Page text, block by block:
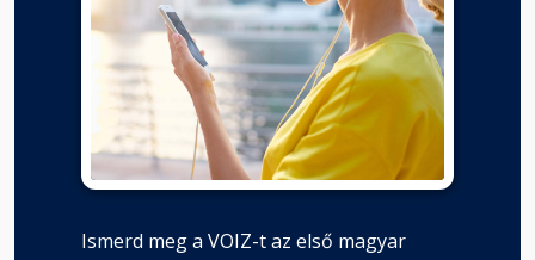
Ismerd meg a VOIZ-t az első magyar